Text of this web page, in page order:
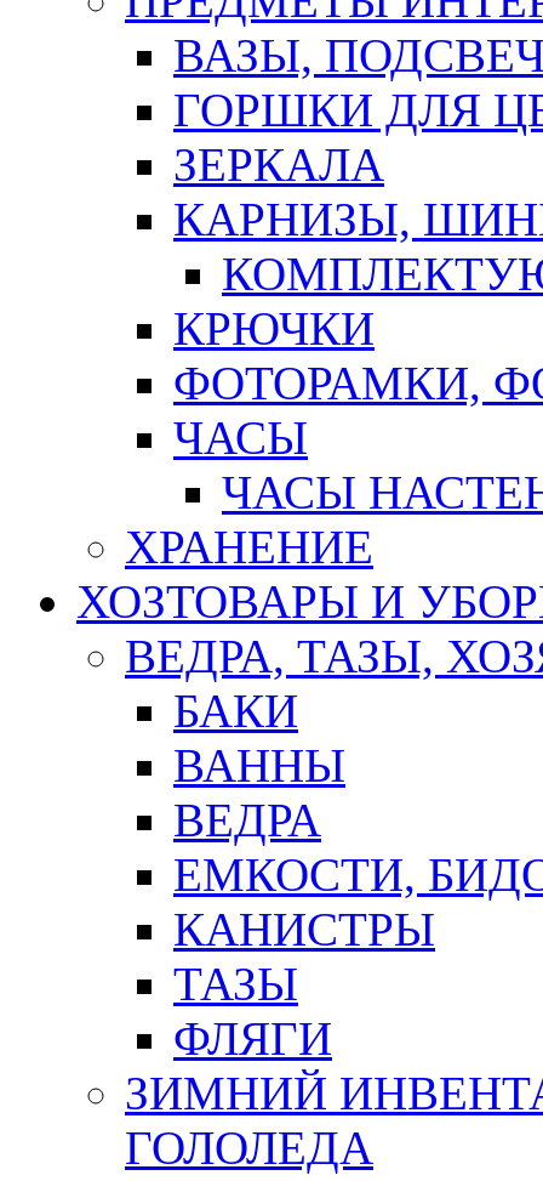
ВАЗЫ,
ГОРШКИ ДЛЯ
ЗЕРКАЛА
КАРНИЗЫ,
КРЮЧКИ
ФОТОРАМКИ,
ЧАСЫ
ЧАСЫ
ХРАНЕНИЕ
ХОЗТОВАРЫ И
ВЕДРА, ТАЗЫ,
БАКИ
ВАННЫ
ВЕДРА
ЕМКОСТИ,
КАНИСТРЫ
ТАЗЫ
ФЛЯГИ
ЗИМНИЙ
ГОЛОЛЕДА